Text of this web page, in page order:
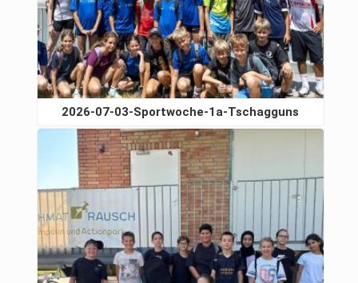
2026-07-03-Sportwoche-1a-Tschagguns